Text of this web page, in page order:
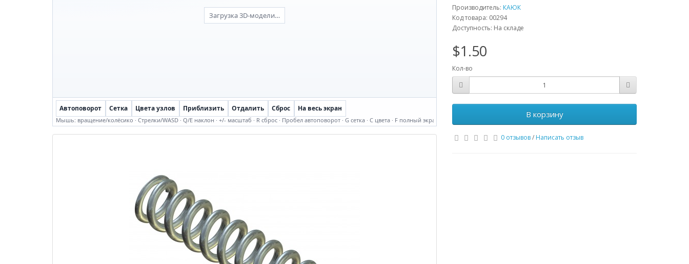
Загрузка 3D-модели…
Автоповорот Сетка Цвета узлов Приблизить Отдалить Сброс На весь экран
Мышь: вращение/колёсико · Стрелки/WASD · Q/E наклон · +/- масштаб · R сброс · Пробел автоповорот · G сетка · C цвета · F полный экран
Производитель: КАЮК
Код товара: 00294
Доступность: На складе
$1.50
Кол-во
В корзину
0 отзывов/ Написать отзыв